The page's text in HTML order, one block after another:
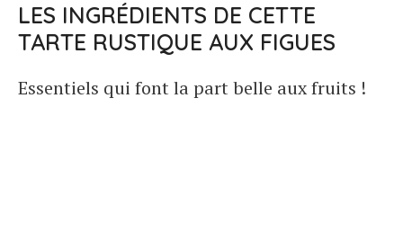
LES INGRÉDIENTS DE CETTE
TARTE RUSTIQUE AUX FIGUES
Essentiels qui font la part belle aux fruits !